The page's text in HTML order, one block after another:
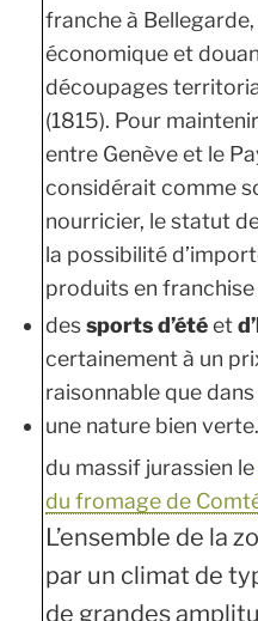
franche à
économique et
découpages
(1815). Pour
entre Genève et le
considérait comme
nourricier, le statut
la possibilité
produits en
dessports d’étéet
certainement à un
raisonnable que
une nature bien
du massif jurassien le
du fromage de
L’ensemble de la
par un climat de
de grandes